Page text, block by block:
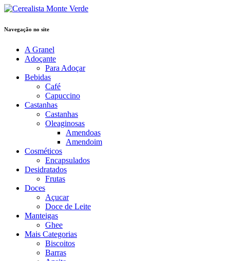
Navegação no site
A Granel
Adoçante
Para Adoçar
Bebidas
Café
Capuccino
Castanhas
Castanhas
Oleaginosas
Amendoas
Amendoim
Cosméticos
Encapsulados
Desidratados
Frutas
Doces
Açucar
Doce de Leite
Manteigas
Ghee
Mais Categorias
Biscoitos
Barras